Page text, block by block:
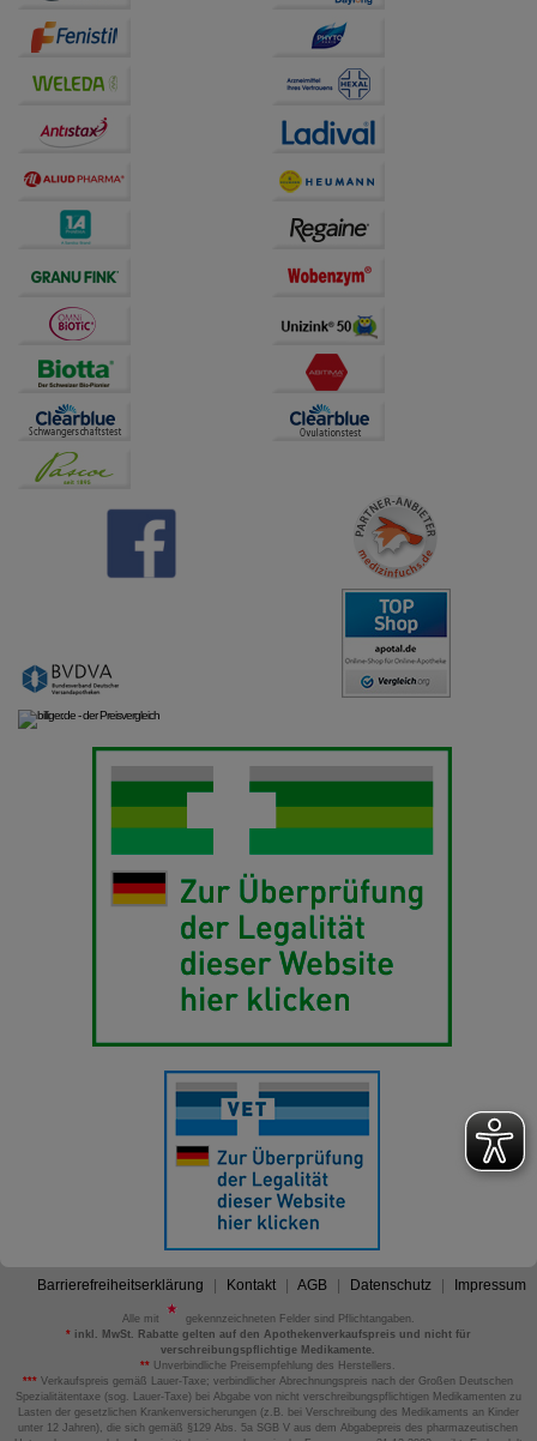
auch auf Ihre Bedürfnisse zugeschrittene Inhalte
anzuzeigen und unser Partnerprogramm zu
Hierüber lassen sich
Informationen über die Art und Weise der Nutzung
unserer Website sammeln, mit deren Hilfe wir unsere
Website weiter für Sie optimieren können, den Inhalt
auf unserer Website aber auch die Werbung auf
Drittseiten möglichst relevant für Sie zu gestalten.
Bitte beachten Sie, dass Daten hierfür teilweise an
übertragen werden.
Barrierefreiheitserklärung Kontakt AGB Datenschutz Impressum
Alle mit
gekennzeichneten Felder sind Pflichtangaben.
*inkl. MwSt. Rabatte gelten auf den Apothekenverkaufspreis und nicht für
verschreibungspflichtige Medikamente.
** Unverbindliche Preisempfehlung des Herstellers.
*** Verkaufspreis gemäß Lauer-Taxe; verbindlicher Abrechnungspreis nach der Großen Deutschen
Spezialitätentaxe (sog. Lauer-Taxe) bei Abgabe von nicht verschreibungspflichtigen Medikamenten zu
Lasten der gesetzlichen Krankenversicherungen (z.B. bei Verschreibung des Medikaments an Kinder
unter 12 Jahren), die sich gemäß §129 Abs. 5a SGB V aus dem Abgabepreis des pharmazeutischen